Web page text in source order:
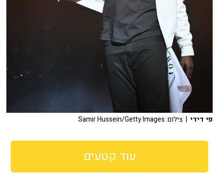
פי דידי | צילום: Samir Hussein/Getty Images
עוד קטעים